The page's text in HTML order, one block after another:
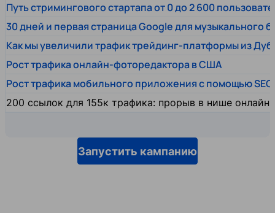
Путь стримингового стартапа от 0 до 2 600
30 дней и первая страница Google для музыкального
Как мы увеличили трафик трейдинг-платформы из
Рост трафика онлайн-фоторедактора в США
Рост трафика мобильного приложения с помощью SEO
200 ссылок для 155к трафика: прорыв в нише
Запустить кампанию